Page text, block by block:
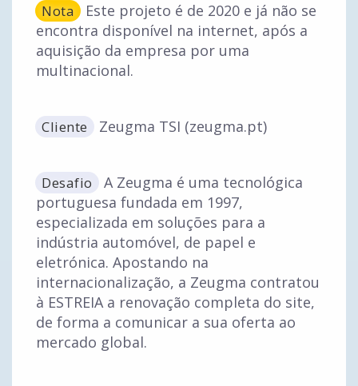
Nota
Este projeto é de 2020 e já não se
encontra disponível na internet, após a
aquisição da empresa por uma
multinacional.
Cliente Zeugma TSI (zeugma.pt)
Desafio
A Zeugma é uma tecnológica
portuguesa fundada em 1997,
especializada em soluções para a
indústria automóvel, de papel e
eletrónica. Apostando na
internacionalização, a Zeugma contratou
à ESTREIA a renovação completa do site,
de forma a comunicar a sua oferta ao
mercado global.